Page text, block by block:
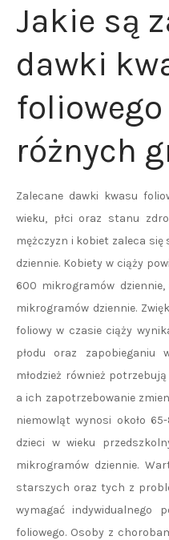
Jakie są
dawki
różnych
Zalecane dawki kwasu
wieku, płci oraz stanu
mężczyzn i kobiet zaleca
dziennie. Kobiety w ciąży
600 mikrogramów
mikrogramów dziennie.
foliowy w czasie ciąży
płodu oraz zapobieganiu
młodzież również
a ich zapotrzebowanie
niemowląt wynosi około
dzieci w wieku
mikrogramów dziennie.
starszych oraz tych z
wymagać indywidualnego
foliowego. Osoby z